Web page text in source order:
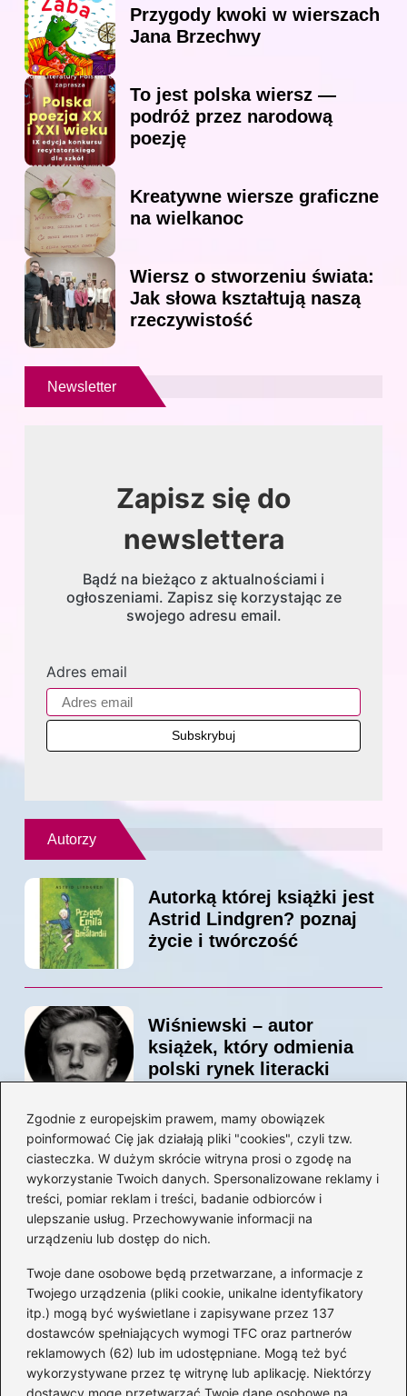
Zgodnie z europejskim prawem, mamy obowiązek
poinformować Cię jak działają pliki "cookies", czyli tzw.
ciasteczka. W dużym skrócie witryna prosi o zgodę na
wykorzystanie Twoich danych. Spersonalizowane reklamy i
treści, pomiar reklam i treści, badanie odbiorców i
ulepszanie usług. Przechowywanie informacji na
urządzeniu lub dostęp do nich.
Twoje dane osobowe będą przetwarzane, a informacje z
Twojego urządzenia (pliki cookie, unikalne identyfikatory
itp.) mogą być wyświetlane i zapisywane przez 137
dostawców spełniających wymogi TFC oraz partnerów
reklamowych (62) lub im udostępniane. Mogą też być
wykorzystywane przez tę witrynę lub aplikację. Niektórzy
dostawcy mogę przetwarzać Twoje dane osobowe na
Przygody kwoki w wierszach
Jana Brzechwy
To jest polska wiersz —
podróż przez narodową
poezję
Kreatywne wiersze graficzne
na wielkanoc
Wiersz o stworzeniu świata:
Jak słowa kształtują naszą
rzeczywistość
Newsletter
Zapisz się do
newslettera
Bądź na bieżąco z aktualnościami i
ogłoszeniami. Zapisz się korzystając ze
swojego adresu email.
Adres email
Autorzy
Autorką której książki jest
Astrid Lindgren? poznaj
życie i twórczość
Wiśniewski – autor
książek, który odmienia
polski rynek literacki
Magiczne kulisy życia
autora książki o Kubusiu
Puchatku
Odkryj inne książki autora
„Jaś i Małgosia”, które
musisz przeczytać